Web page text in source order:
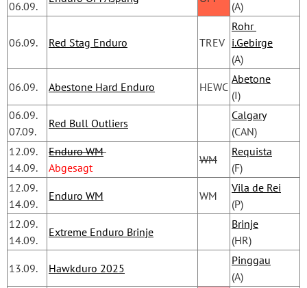
06.09. (A)
06.09. Red Stag Enduro TREV
Rohr
i.Gebirge
(A)
06.09. Abestone Hard Enduro HEWC
Abetone
(I)
06.09.
07.09.
Red Bull Outliers
Calgary
(CAN)
12.09.
14.09.
Enduro WM
Abgesagt
WM
Requista
(F)
12.09.
14.09.
Enduro WM WM
Vila de Rei
(P)
12.09.
14.09.
Extreme Enduro Brinje
Brinje
(HR)
13.09. Hawkduro 2025
Pinggau
(A)